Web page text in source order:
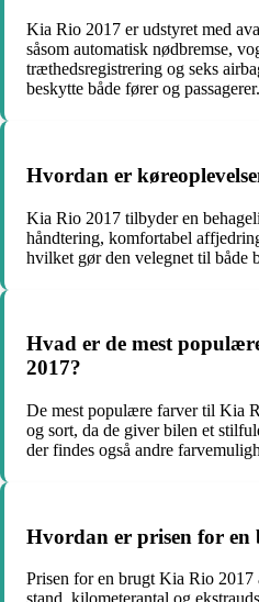
Kia Rio 2017 er udstyret med
såsom automatisk nødbremse,
træthedsregistrering og seks
beskytte både fører og passagerer.
Hvordan er
Kia Rio 2017 tilbyder en
håndtering, komfortabel
hvilket gør den velegnet til både
Hvad er de mest
2017?
De mest populære farver til Kia
og sort, da de giver bilen et
der findes også andre
Hvordan er prisen for
Prisen for en brugt Kia Rio